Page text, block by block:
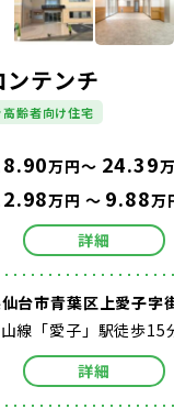
ンテンチ
齢者向け住宅
万円～ 24.39
万円 ～ 9.88万
詳細
台市青葉区上愛子字
線「愛子」駅徒歩15
詳細